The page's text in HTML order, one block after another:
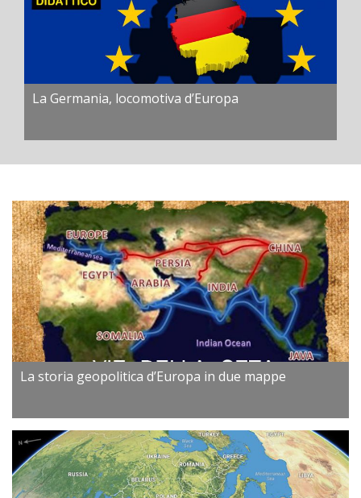
La Germania, locomotiva d’Europa
La storia geopolitica d’Europa in due mappe